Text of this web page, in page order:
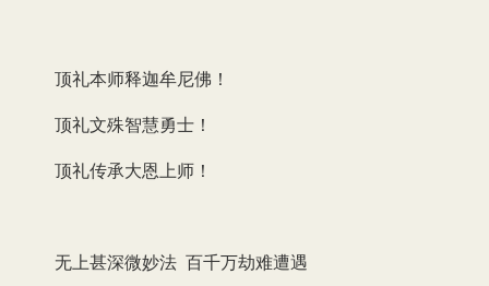
顶礼本师释迦牟尼佛！
顶礼文殊智慧勇士！
顶礼传承大恩上师！
无上甚深微妙法 百千万劫难遭遇